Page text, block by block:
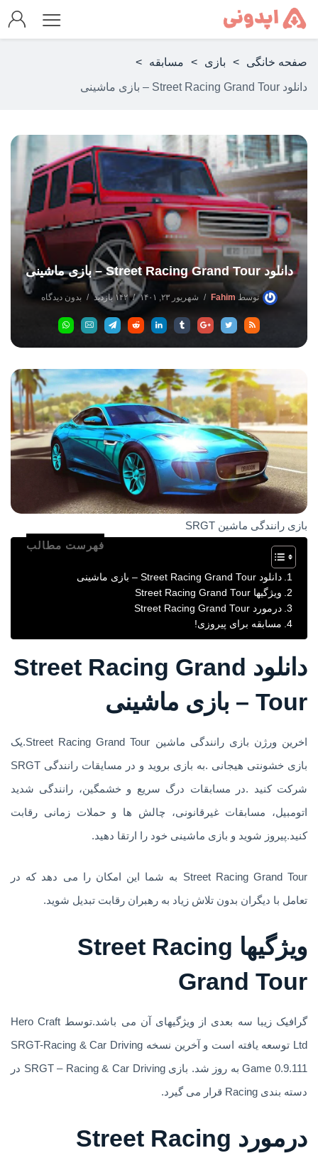
صفحه خانگی > بازی > مسابقه >
دانلود Street Racing Grand Tour – بازی ماشینی
دانلود Street Racing Grand Tour – بازی ماشینی
توسط Fahim شهریور ۲۳, ۱۴۰۱ ۱۴۲ بازدید بدون دیدگاه
بازی رانندگی ماشین SRGT
فهرست مطالب
دانلود Street Racing Grand Tour – بازی ماشینی
ویژگیها Street Racing Grand Tour
درمورد Street Racing Grand Tour
مسابقه برای پیروزی!
دانلود Street Racing Grand
Tour – بازی ماشینی
اخرین ورژن بازی رانندگی ماشین Street Racing Grand Tour.یک
بازی خشونتی هیجانی .به بازی بروید و در مسایقات رانندگی SRGT
شرکت کنید .در مسابقات درگ سریع و خشمگین، رانندگی شدید
اتومبیل، مسابقات غیرقانونی، چالش ها و حملات زمانی رقابت
کنید.پیروز شوید و بازی ماشینی خود را ارتقا دهید.
Street Racing Grand Tour به شما این امکان را می دهد که در
تعامل با دیگران بدون تلاش زیاد به رهبران رقابت تبدیل شوید.
ویژگیها Street Racing
Grand Tour
گرافیک زیبا سه بعدی از ویژگیهای آن می باشد.توسط Hero Craft
Ltd توسعه یافته است و آخرین نسخه SRGT-Racing & Car Driving
Game 0.9.111 به روز شد. بازی SRGT – Racing & Car Driving در
دسته بندی Racing قرار می گیرد.
درمورد Street Racing